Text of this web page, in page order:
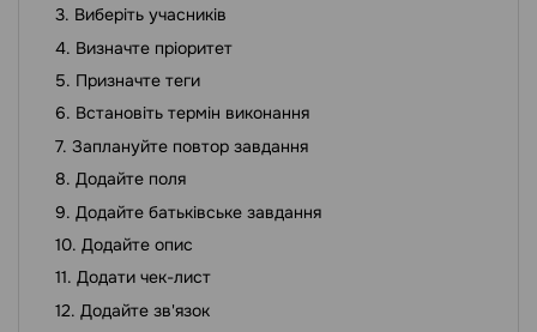
Виберіть учасників
Визначте пріоритет
Призначте теги
Встановіть термін виконання
Заплануйте повтор завдання
Додайте поля
Додайте батьківське завдання
Додайте опис
Додати чек-лист
Додайте зв'язок